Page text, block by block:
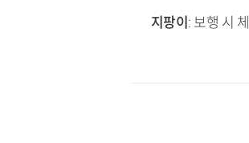
지팡이 : 보행 시